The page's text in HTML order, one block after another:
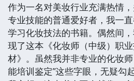
作为一名对美妆行业充满热情
专业技能的普通爱好者，我一
学习化妆技法的书籍。偶然间
现了这本《化妆师（中级）职
材》。虽然我并非专业的化妆师
能培训鉴定”这些字眼，无疑勾